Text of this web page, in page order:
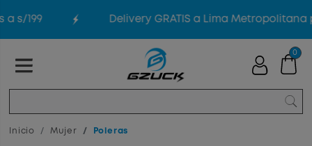
199 Delivery GRATIS a Lima Metropolitana
0
Inicio Mujer Poleras